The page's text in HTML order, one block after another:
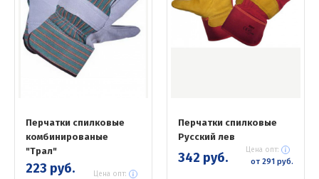
Перчатки спилковые
комбинированые
"Трал"
223 руб. Цена опт:
Перчатки спилковые
Русский лев
342 руб. Цена опт:
от 291 руб.